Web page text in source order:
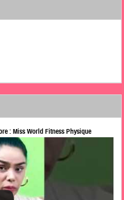
: Miss World Fitness Physique